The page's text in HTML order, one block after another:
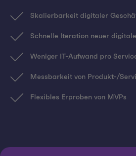
Skalierbarkeit digitaler
Schnelle Iteration neuer
Weniger IT-Aufwand pro
Messbarkeit von Produkt-/
Flexibles Erproben von MVPs